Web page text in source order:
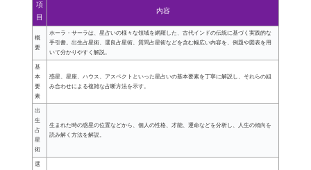
項
目
内容
概
要
ホーラ・サーラは、星占いの様々な領域を網羅した、古代インドの伝統に基づく実践的な
手引書。出生占星術、選良占星術、質問占星術などを含む幅広い内容を、例題や図表を用
いて分かりやすく解説。
基
本
要
素
惑星、星座、ハウス、アスペクトといった星占いの基本要素を丁寧に解説し、それらの組
み合わせによる複雑な占断方法を示す。
出
生
占
星
術
生まれた時の惑星の位置などから、個人の性格、才能、運命などを分析し、人生の傾向を
読み解く方法を解説。
選